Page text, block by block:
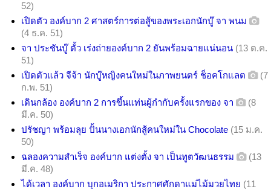
52)
เปิดตัว องค์บาก 2 ศาสตร์การต่อสู้ของพระเอกนักบู๊ จา พนม
(4 ธ.ค. 51)
จา ประชันบู๊ ตั้ว เร่งถ่ายองค์บาก 2 ยันพร้อมฉายแน่นอน (13 ต.ค.
51)
เปิดตัวแล้ว จีจ้า นักบู๊หญิงคนใหม่ในภาพยนตร์ ช็อคโกแลต
(7
ก.พ. 51)
เดินกล้อง องค์บาก 2 การขึ้นแท่นผู้กำกับครั้งแรกของ จา
(8
มี.ค. 50)
ปรัชญา พร้อมลุย ปั้นนางเอกนักสู้คนใหม่ใน Chocolate (15 ม.ค.
50)
ฉลองความสำเร็จ องค์บาก แต่งตั้ง จา เป็นทูตวัฒนธรรม
(13
มี.ค. 48)
ได้เวลา องค์บาก บุกอเมริกา ประกาศศักดาแม่ไม้มวยไทย (11